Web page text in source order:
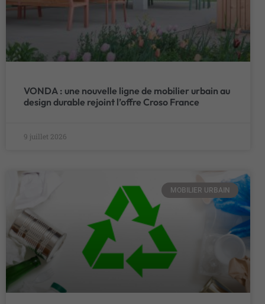
VONDA : une nouvelle ligne de mobilier urbain au
design durable rejoint l’offre Croso France
9 juillet 2026
MOBILIER URBAIN